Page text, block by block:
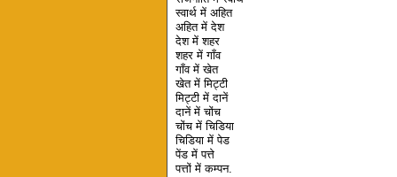
स्वार्थ में अहित
अहित में देश
देश में शहर
शहर में गाँव
गाँव में खेत
खेत में मिट्टी
मिट्टी में दानें
दानें में चोंच
चोंच में चिडिया
चिडिया में पेड
पेंड में पत्ते
पत्तों में कम्पन.